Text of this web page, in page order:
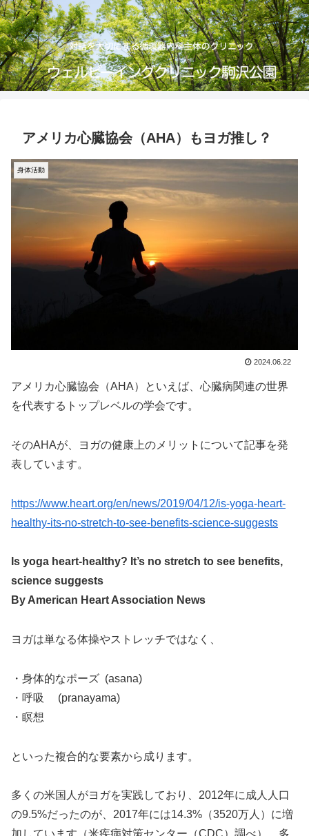
アメリカ心臓協会（AHA）もヨガ推し？
身体活動
2024.06.22
アメリカ心臓協会（AHA）といえば、心臓病関連の世界
を代表するトップレベルの学会です。
そのAHAが、ヨガの健康上のメリットについて記事を発
表しています。
https://www.heart.org/en/news/2019/04/12/is-yoga-heart-
healthy-its-no-stretch-to-see-benefits-science-suggests
Is yoga heart-healthy? It’s no stretch to see benefits,
science suggests
By American Heart Association News
ヨガは単なる体操やストレッチではなく、
・身体的なポーズ (asana)
・呼吸 (pranayama)
・瞑想
といった複合的な要素から成ります。
多くの米国人がヨガを実践しており、2012年に成人人口
の9.5%だったのが、2017年には14.3%（3520万人）に増